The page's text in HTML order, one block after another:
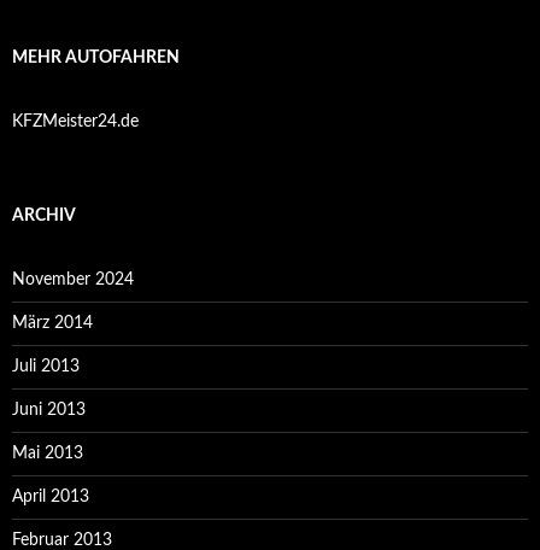
MEHR AUTOFAHREN
KFZMeister24.de
ARCHIV
November 2024
März 2014
Juli 2013
Juni 2013
Mai 2013
April 2013
Februar 2013